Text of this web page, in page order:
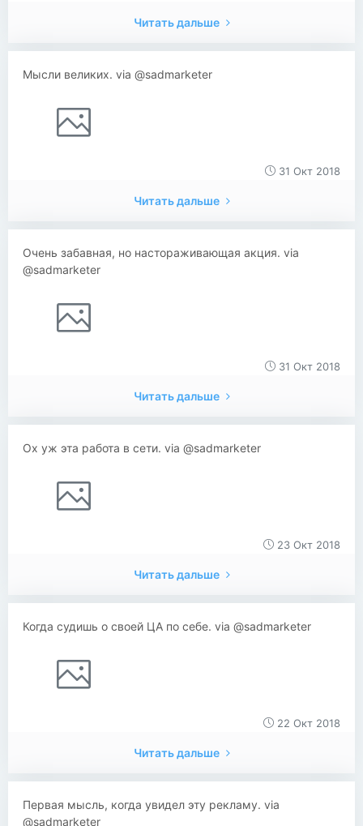
Читать дальше
Мысли великих. via @sadmarketer
31 Окт 2018
Читать дальше
Очень забавная, но настораживающая акция. via
@sadmarketer
31 Окт 2018
Читать дальше
Ох уж эта работа в сети. via @sadmarketer
23 Окт 2018
Читать дальше
Когда судишь о своей ЦА по себе. via @sadmarketer
22 Окт 2018
Читать дальше
Первая мысль, когда увидел эту рекламу. via
@sadmarketer